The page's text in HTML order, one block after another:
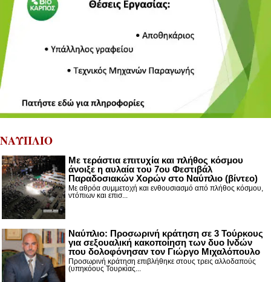
ΝΑΥΠΛΙΟ
Με τεράστια επιτυχία και πλήθος κόσμου
άνοιξε η αυλαία του 7ου Φεστιβάλ
Παραδοσιακών Χορών στο Ναύπλιο (βίντεο)
Με αθρόα συμμετοχή και ενθουσιασμό από πλήθος κόσμου,
ντόπιων και επισ...
Ναύπλιο: Προσωρινή κράτηση σε 3 Τούρκους
για σεξουαλική κακοποίηση των δυο Ινδών
που δολοφόνησαν τον Γιώργο Μιχαλόπουλο
Προσωρινή κράτηση επιβλήθηκε στους τρεις αλλοδαπούς
(υπηκόους Τουρκίας...